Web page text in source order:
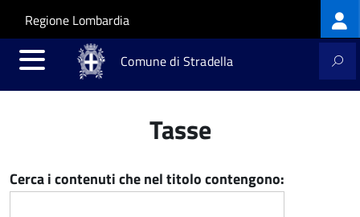
Salta al contenuto principale
Skip to site navigation
Regione Lombardia
Comune di Stradella
Tasse
Cerca i contenuti che nel titolo contengono: